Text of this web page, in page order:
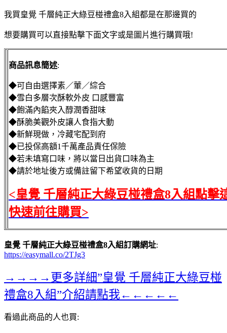
我買皇覺 千層純正大綠豆椪禮盒8入組都是在那邊買的
想要購買可以直接點擊下面文字或是圖片進行購買哦!
商品訊息簡述:
◆可自由選擇素／葷／綜合
◆雪白多層次酥軟外皮 口感豐富
◆飽滿內餡夾入醇潤香甜味
◆酥脆美觀外皮讓人食指大動
◆新鮮現做，冷藏宅配到府
◆已投保高額1千萬產品責任保險
◆若未填寫口味，將以當日出貨口味為主
◆請於地址後方或備註留下希望收貨的日期
<皇覺 千層純正大綠豆椪禮盒8入組點擊
快速前往購買>
皇覺 千層純正大綠豆椪禮盒8入組訂購網址:
https://easymall.co/2TJg3
→→→→更多詳細”皇覺 千層純正大綠豆椪
禮盒8入組”介紹請點我←←←←←
看過此商品的人也買: